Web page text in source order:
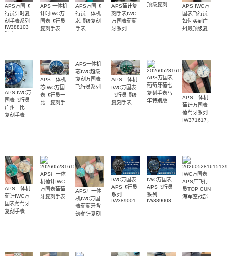
APS万国飞
行员计时复
刻手表系列
IW388103
APS 一体机
计时IWC万
国表飞行员
复刻手表
APS万国飞
行员一体机
芯顶级复刻
手表
APS葡计复
刻手表IWC
万国表葡萄
牙系列
顶级复刻
APS IWC万
国表飞行员
如何买到广
州最顶级复
APS IWC万
国表飞行员
广州一比一
复刻手表
APS一体机
芯IWC万国
表飞行员一
比一复刻手
APS一体机
IWC万国表
飞行员顶级
复刻手表
APS万国表
葡萄牙葡七
复刻手表马
年特别版
APS一体机
葡计万国表
葡萄牙系列
IW371617，
APS一体机
葡计IWC万
国表葡萄牙
复刻手表
APS厂一体
机葡计IWC
万国表葡萄
牙复刻手表
APS厂一体
机IWC万国
表葡萄牙背
透葡计复刻
IWC万国表
APS飞行员
系列
IW389001
IWC万国表
APS飞行员
系列
IW389008
IWC万国表
APS厂飞行
员TOP GUN
海军空战部